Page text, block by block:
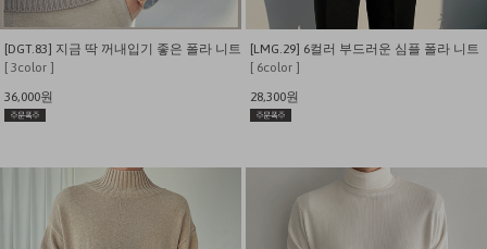
[DGT.83] 지금 딱 꺼내입기 좋은 폴라 니트
[ 3color ]
36,000원
[LMG.29] 6컬러 부드러운 심플 폴라 니트
[ 6color ]
28,300원